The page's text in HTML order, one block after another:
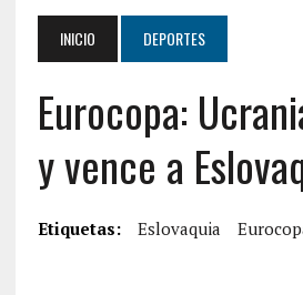
INICIO DEPORTES
Eurocopa:
y vence a
Etiquetas: Eslovaquia